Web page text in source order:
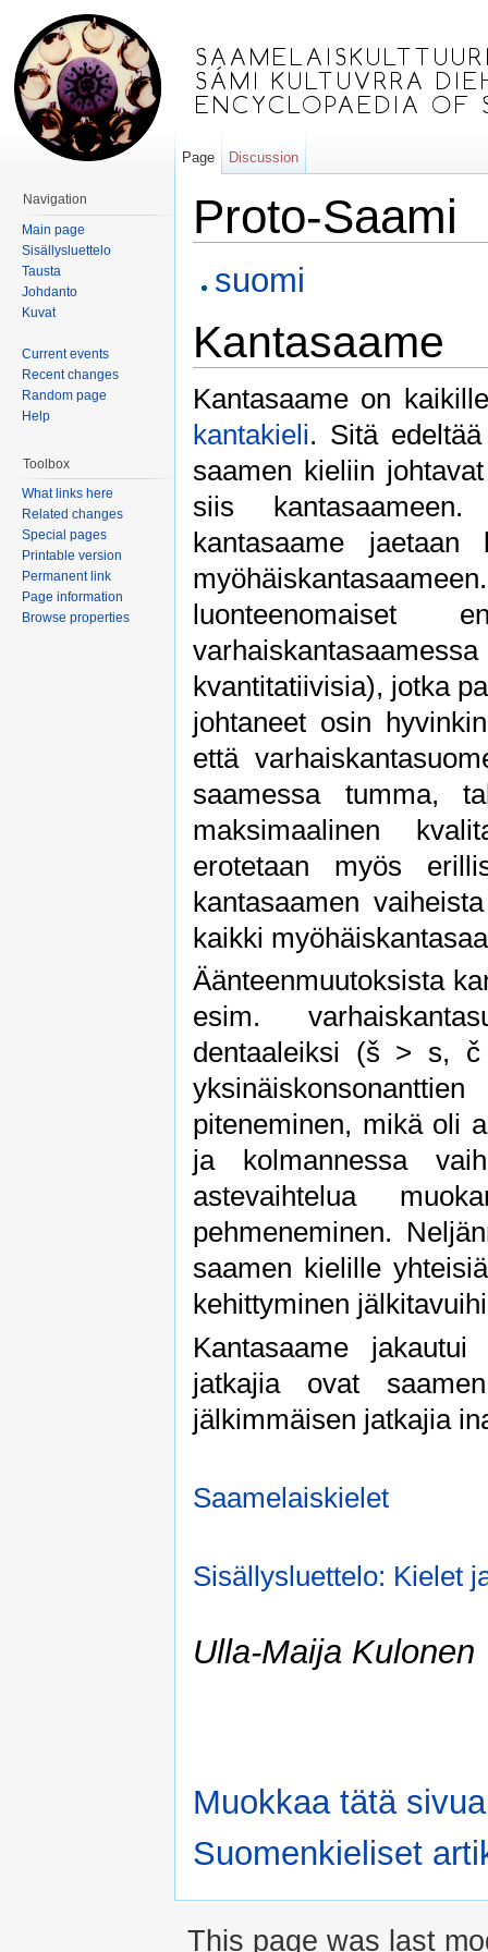
Proto-Saami
suomi
Kantasaame
Kantasaame on
kantakieli. Sitä
saamen kieliin
siis kantasaameen.
kantasaame
luonteenomaiset
kvantitatiivisia), jotka
johtaneet osin
että
saamessa tumma,
maksimaalinen
erotetaan myös
kantasaamen
kaikki
Äänteenmuutoksista
esim.
dentaaleiksi (š > s, č
piteneminen, mikä oli
ja kolmannessa
astevaihtelua
pehmeneminen.
saamen kielille
kehittyminen
Kantasaame
jatkajia ovat
jälkimmäisen jatkajia
Saamelaiskielet
Sisällysluettelo: Kielet
Ulla-Maija Kulonen
Muokkaa tätä sivua
Suomenkieliset
Page Discussion
Navigation
Main page
Sisällysluettelo
Tausta
Johdanto
Kuvat
Current events
Recent changes
Random page
Help
Toolbox
What links here
Related changes
Special pages
Printable version
Permanent link
Page information
Browse properties
This page was last